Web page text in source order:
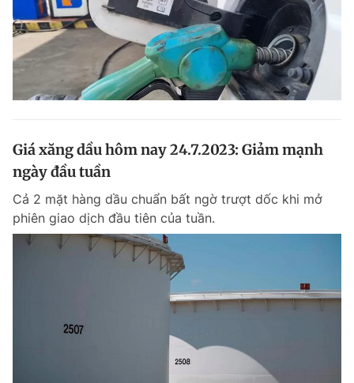
Giá xăng dầu hôm nay 24.7.2023: Giảm mạnh
ngày đầu tuần
Cả 2 mặt hàng dầu chuẩn bất ngờ trượt dốc khi mở
phiên giao dịch đầu tiên của tuần.